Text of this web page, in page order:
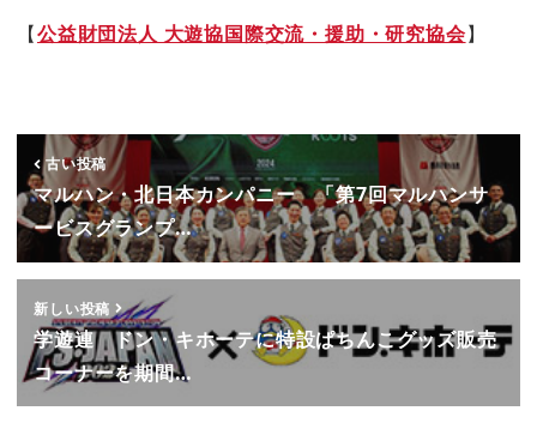
【公益財団法人 大遊協国際交流・援助・研究協会】
古い投稿
マルハン・北日本カンパニー 「第7回マルハンサ
ービスグランプ…
新しい投稿
学遊連 ドン・キホーテに特設ぱちんこグッズ販売
コーナーを期間…